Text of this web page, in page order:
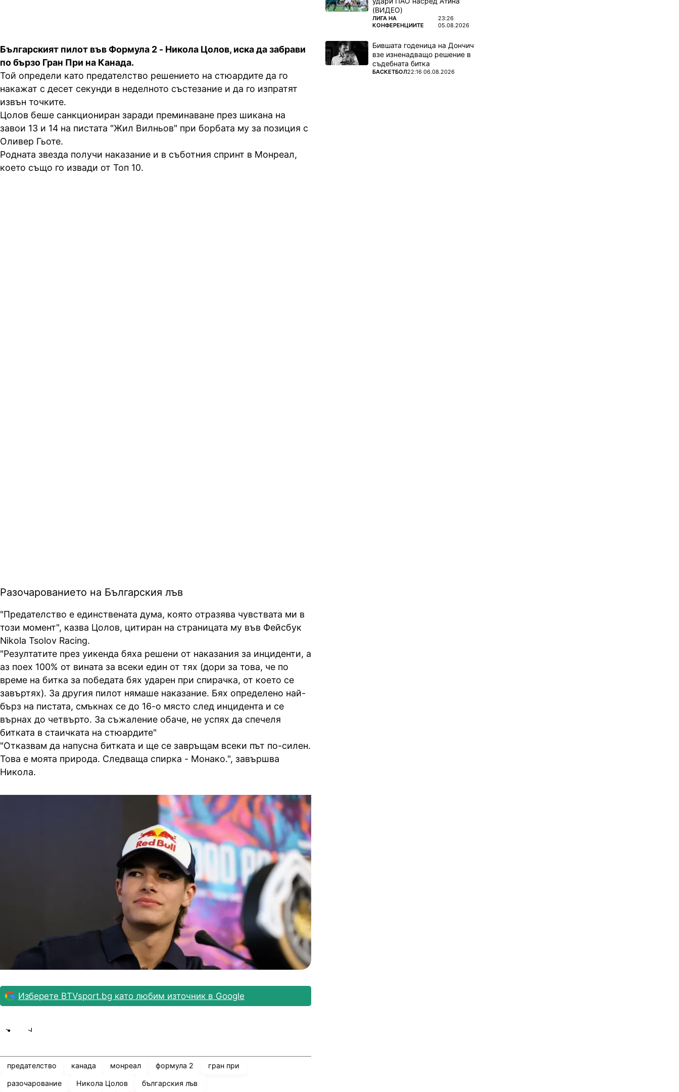
Българският пилот във Формула 2 - Никола Цолов, иска да забрави
по бързо Гран При на Канада.
Той определи като предателство решението на стюардите да го
накажат с десет секунди в неделното състезание и да го изпратят
извън точките.
Цолов беше санкциониран заради преминаване през шикана на
завои 13 и 14 на пистата "Жил Вилньов" при борбата му за позиция с
Оливер Гьоте.
Родната звезда получи наказание и в съботния спринт в Монреал,
което също го извади от Топ 10.
Разочарованието на Българския лъв
"Предателство е единствената дума, която отразява чувствата ми в
този момент", казва Цолов, цитиран на страницата му във Фейсбук
Nikola Tsolov Racing.
"Резултатите през уикенда бяха решени от наказания за инциденти, а
аз поех 100% от вината за всеки един от тях (дори за това, че по
време на битка за победата бях ударен при спирачка, от което се
завъртях). За другия пилот нямаше наказание. Бях определено най-
бърз на пистата, смъкнах се до 16-о място след инцидента и се
върнах до четвърто. За съжаление обаче, не успях да спечеля
битката в стаичката на стюардите"
"Отказвам да напусна битката и ще се завръщам всеки път по-силен.
Това е моята природа. Следваща спирка - Монако.", завършва
Никола.
Изберете BTVsport.bg като любим източник в Google
предателство канада монреал формула 2 гран при
разочарование Никола Цолов българския лъв
(ВИДЕО)
ПОВЕЧЕ ОТ
ЛИГА НА
КОНФЕРЕНЦИИТЕ
23:26
05.08.2026
Бившата годеница на Дончич
взе изненадващо решение в
съдебната битка
ПОВЕЧЕ ОТ
БАСКЕТБОЛ22:16 06.08.2026